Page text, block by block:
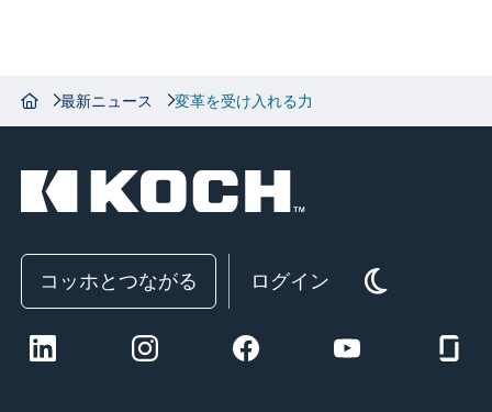
最新ニュース 変革を受け入れる力
コッホとつながる ログイン